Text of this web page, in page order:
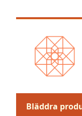
till
Bläddra